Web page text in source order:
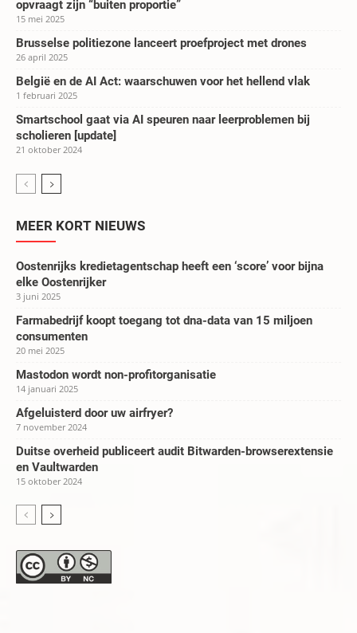
opvraagt zijn “buiten proportie”
15 mei 2025
Brusselse politiezone lanceert proefproject met drones
26 april 2025
België en de AI Act: waarschuwen voor het hellend vlak
1 februari 2025
Smartschool gaat via AI speuren naar leerproblemen bij
scholieren [update]
21 oktober 2024
MEER KORT NIEUWS
Oostenrijks kredietagentschap heeft een ‘score’ voor bijna
elke Oostenrijker
3 juni 2025
Farmabedrijf koopt toegang tot dna-data van 15 miljoen
consumenten
20 mei 2025
Mastodon wordt non-profitorganisatie
14 januari 2025
Afgeluisterd door uw airfryer?
7 november 2024
Duitse overheid publiceert audit Bitwarden-browserextensie
en Vaultwarden
15 oktober 2024